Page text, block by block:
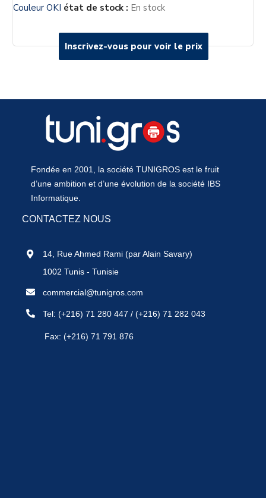
Inscrivez-vous pour voir le prix
Couleur OKI état de stock : En stock
Inscrivez-vous pour voir le prix
Fondée en 2001, la société TUNIGROS est le fruit
d’une ambition et d’une évolution de la société IBS
Informatique.
CONTACTEZ NOUS
14, Rue Ahmed Rami (par Alain Savary)
1002 Tunis - Tunisie
commercial@tunigros.com
Tel:(+216) 71 280 447 /(+216) 71 282 043
Fax: (+216) 71 791 876